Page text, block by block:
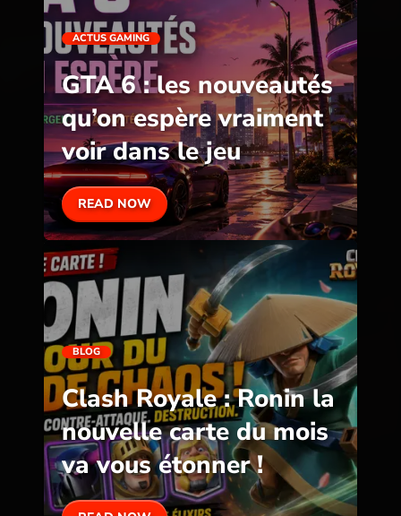
ACTUS GAMING
GTA 6 : les nouveautés
qu’on espère vraiment
voir dans le jeu
READ NOW
BLOG
Clash Royale : Ronin la
nouvelle carte du mois
va vous étonner !